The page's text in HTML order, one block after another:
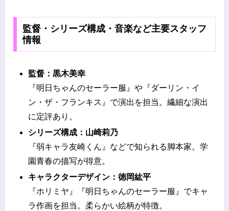
監督・シリーズ構成・音楽など主要スタッフ
情報
監督：黒木美幸
『明日ちゃんのセーラー服』や『ダーリン・イ
ン・ザ・フランキス』で演出を担当。繊細な演出
に定評あり。
シリーズ構成：山崎莉乃
『弱キャラ友崎くん』などで知られる脚本家。学
園青春の描写が得意。
キャラクターデザイン：徳岡紘平
『ホリミヤ』『明日ちゃんのセーラー服』でキャ
ラ作画を担当。柔らかい絵柄が特徴。